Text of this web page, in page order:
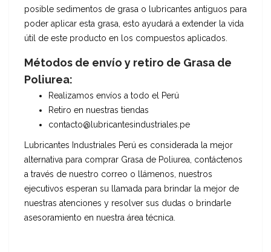
posible sedimentos de grasa o lubricantes antiguos para
poder aplicar esta grasa, esto ayudará a extender la vida
útil de este producto en los compuestos aplicados.
Métodos de envío y retiro de Grasa de
Poliurea:
Realizamos envíos a todo el Perú
Retiro en nuestras tiendas
contacto@lubricantesindustriales.pe
Lubricantes Industriales Perú es considerada la mejor
alternativa para comprar Grasa de Poliurea, contáctenos
a través de nuestro correo o llámenos, nuestros
ejecutivos esperan su llamada para brindar la mejor de
nuestras atenciones y resolver sus dudas o brindarle
asesoramiento en nuestra área técnica.